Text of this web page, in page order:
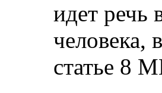
идет речь
человека,
статье 8